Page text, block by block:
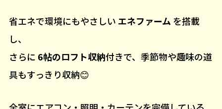
省エネで環境にもやさしい エネファーム を搭載
し、
さらに 6帖のロフト収納付きで、季節物や趣味の道
具もすっきり収納😊